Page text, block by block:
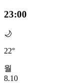
23:00
🌙
22°
월
8.10